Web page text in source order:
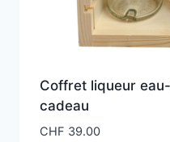
Coffret liqueur
cadeau
CHF 39.00